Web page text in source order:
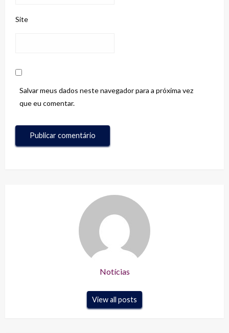
Site
Salvar meus dados neste navegador para a próxima vez
que eu comentar.
Notícias
View all posts